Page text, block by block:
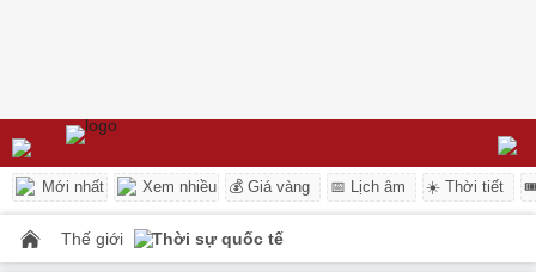
Mới nhất Xem nhiều 💰 Giá vàng 📅 Lịch âm ☀️ Thời tiết
Thế giới Thời sự quốc tế